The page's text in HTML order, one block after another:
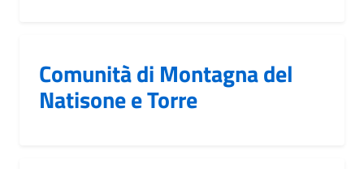
Comunità di Montagna del
Natisone e Torre